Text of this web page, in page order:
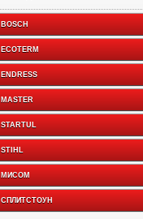
BOSCH
ECOTERM
ENDRESS
MASTER
STARTUL
STIHL
МИСОМ
СПЛИТСТОУН